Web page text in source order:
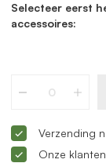
Selecteer eerst
accessoires:
Verzending
Onze